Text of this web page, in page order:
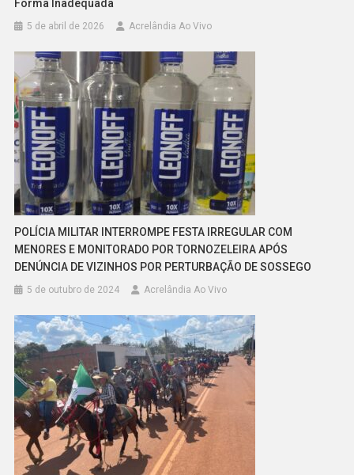
Forma Inadequada
5 de abril de 2026 Acrelândia Ao Vivo
POLÍCIA MILITAR INTERROMPE FESTA IRREGULAR COM
MENORES E MONITORADO POR TORNOZELEIRA APÓS
DENÚNCIA DE VIZINHOS POR PERTURBAÇÃO DE SOSSEGO
5 de outubro de 2024 Acrelândia Ao Vivo